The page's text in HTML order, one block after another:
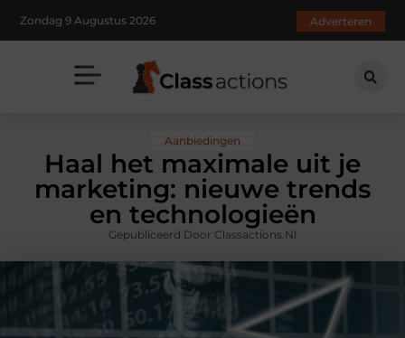
Zondag 9 Augustus 2026 Adverteren
Aanbiedingen
Haal het maximale uit je
marketing: nieuwe trends
en technologieën
Gepubliceerd Door Classactions.nl